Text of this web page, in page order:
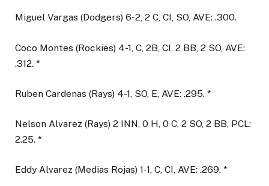
Miguel Vargas (Dodgers) 6-2, 2 C, CI, SO, AVE: .300.
Coco Montes (Rockies) 4-1, C, 2B, CI, 2 BB, 2 SO, AVE:
.312. *
Ruben Cardenas (Rays) 4-1, SO, E, AVE: .295. *
Nelson Alvarez (Rays) 2 INN, 0 H, 0 C, 2 SO, 2 BB, PCL:
2.25. *
Eddy Alvarez (Medias Rojas) 1-1, C, CI, AVE: .269. *